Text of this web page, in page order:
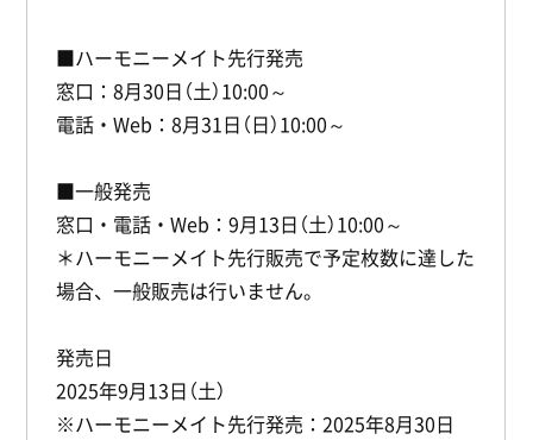
■ハーモニーメイト先行発売
窓口：8月30日（土）10:00～
電話・Web：8月31日（日）10:00～
■一般発売
窓口・電話・Web：9月13日（土）10:00～
＊ハーモニーメイト先行販売で予定枚数に達した
場合、一般販売は行いません。
発売日
2025年9月13日（土）
※ハーモニーメイト先行発売：2025年8月30日